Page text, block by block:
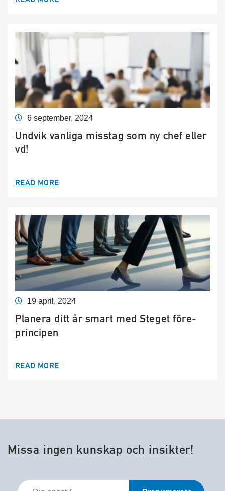
6 september, 2024
Undvik vanliga misstag som ny chef eller
vd!
READ MORE
19 april, 2024
Planera ditt år smart med Steget före-
principen
READ MORE
Missa ingen kunskap och insikter!
Din